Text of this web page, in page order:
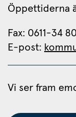
Öppettiderna
Fax: 0611-34
E-post:
Vi ser fram